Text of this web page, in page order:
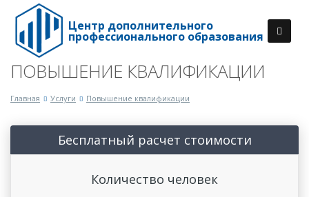
Центр дополнительного
профессионального образования
ПОВЫШЕНИЕ КВАЛИФИКАЦИИ
Главная Услуги Повышение квалификации
Бесплатный расчет стоимости
Количество человек